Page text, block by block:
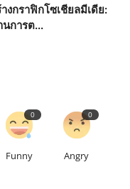
งกราฟิกโซเชียลมีเดีย:
นการต...
0
Funny
0
Angry